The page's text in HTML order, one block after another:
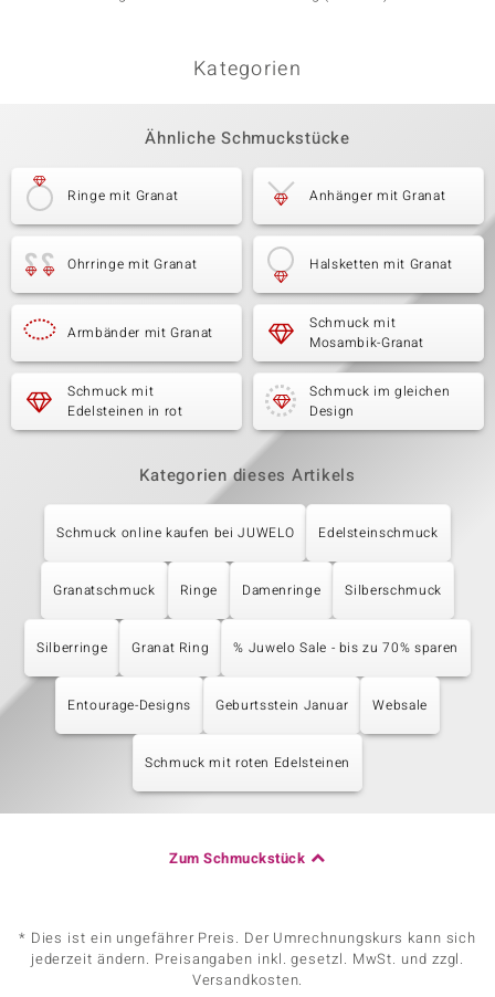
Kategorien
Ähnliche Schmuckstücke
Ringe mit Granat Anhänger mit Granat
Ohrringe mit Granat Halsketten mit Granat
Armbänder mit Granat
Schmuck mit
Mosambik-Granat
Schmuck mit
Edelsteinen in rot
Schmuck im gleichen
Design
Kategorien dieses Artikels
Schmuck online kaufen bei JUWELO Edelsteinschmuck
Granatschmuck Ringe Damenringe Silberschmuck
Silberringe Granat Ring % Juwelo Sale - bis zu 70% sparen
Entourage-Designs Geburtsstein Januar Websale
Schmuck mit roten Edelsteinen
Zum Schmuckstück
* Dies ist ein ungefährer Preis. Der Umrechnungskurs kann sich
jederzeit ändern. Preisangaben inkl. gesetzl. MwSt. und zzgl.
Versandkosten.